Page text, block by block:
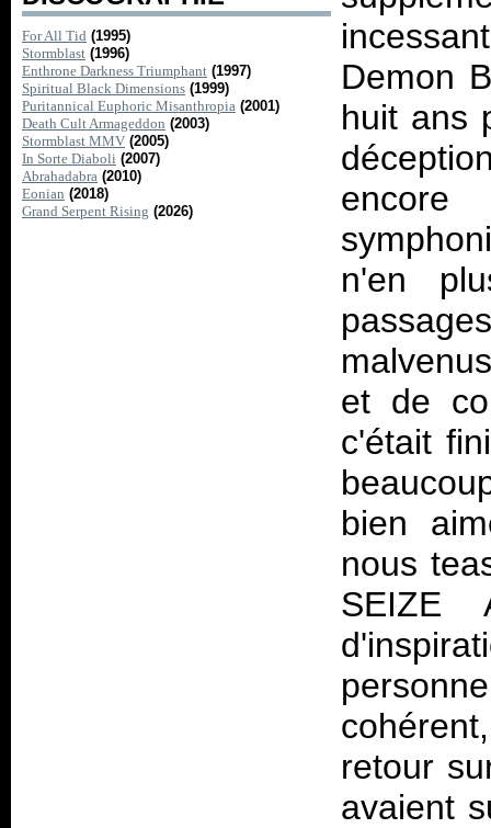
For All Tid (1995)
Stormblast (1996)
Enthrone Darkness Triumphant (1997)
Spiritual Black Dimensions (1999)
Puritannical Euphoric Misanthropia (2001)
Death Cult Armageddon (2003)
Stormblast MMV (2005)
In Sorte Diaboli (2007)
Abrahadabra (2010)
Eonian (2018)
Grand Serpent Rising (2026)
Demon
huit ans
n'en
et de
c'était
bien
nous
SEIZE
retour
avaient